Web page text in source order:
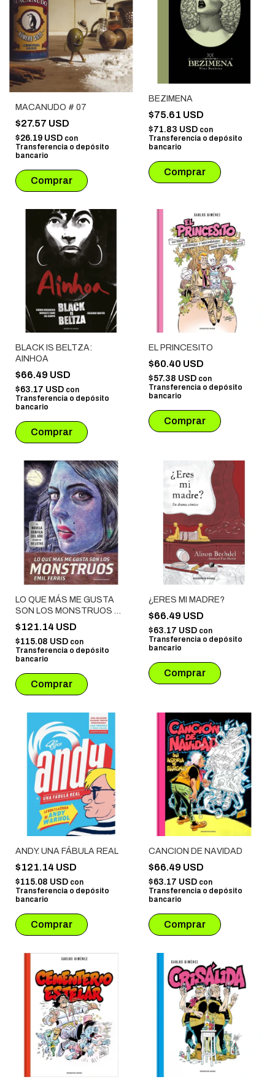
MACANUDO # 07
$27.57 USD
$26.19 USD con
Transferencia o depósito
bancario
BEZIMENA
$75.61 USD
$71.83 USD con
Transferencia o depósito
bancario
BLACK IS BELTZA:
AINHOA
$66.49 USD
$63.17 USD con
Transferencia o depósito
bancario
EL PRINCESITO
$60.40 USD
$57.38 USD con
Transferencia o depósito
bancario
LO QUE MÁS ME GUSTA
SON LOS MONSTRUOS #
01
$121.14 USD
$115.08 USD con
Transferencia o depósito
bancario
¿ERES MI MADRE?
$66.49 USD
$63.17 USD con
Transferencia o depósito
bancario
ANDY. UNA FÁBULA REAL
$121.14 USD
$115.08 USD con
Transferencia o depósito
bancario
CANCION DE NAVIDAD
$66.49 USD
$63.17 USD con
Transferencia o depósito
bancario